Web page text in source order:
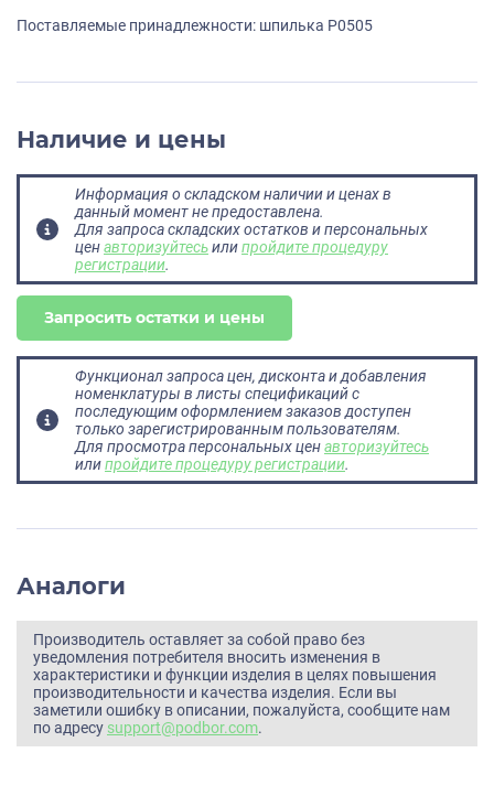
Поставляемые принадлежности: шпилька P0505
Наличие и цены
Информация о складском наличии и ценах в
данный момент не предоставлена.
Для запроса складских остатков и персональных
ценавторизуйтесьилипройдите процедуру
регистрации.
Запросить остатки и цены
Функционал запроса цен, дисконта и добавления
номенклатуры в листы спецификаций с
последующим оформлением заказов доступен
только зарегистрированным пользователям.
Для просмотра персональных ценавторизуйтесь
илипройдите процедуру регистрации.
Аналоги
Производитель оставляет за собой право без
уведомления потребителя вносить изменения в
характеристики и функции изделия в целях повышения
производительности и качества изделия. Если вы
заметили ошибку в описании, пожалуйста, сообщите нам
по адресу support@podbor.com.